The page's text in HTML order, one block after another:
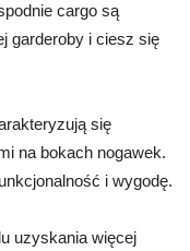
cargo są
garderoby i ciesz się
się
na bokach nogawek.
i wygodę.
uzyskania więcej